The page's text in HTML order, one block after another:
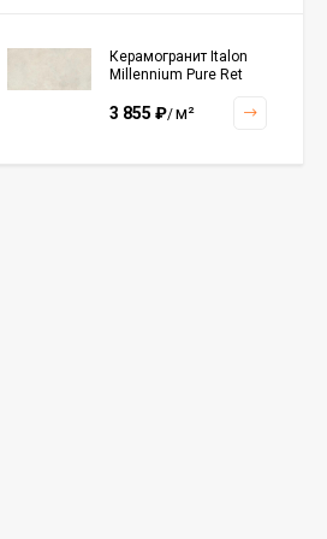
Керамогранит Italon
Millennium Pure Ret
3 855 ₽/м²